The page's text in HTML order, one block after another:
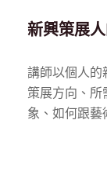
新興策展
講師以個人的
策展方向、所
象、如何跟藝